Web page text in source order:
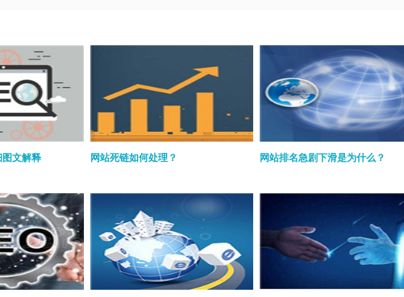
文解释 网站死链如何处理？ 网站排名急剧下滑是为什么？